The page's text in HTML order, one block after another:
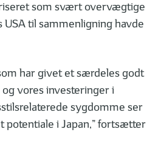
som svært overvægtige
til sammenligning havde
har givet et særdeles godt
vores investeringer i
sygdomme ser
potentiale i Japan,” fortsætter